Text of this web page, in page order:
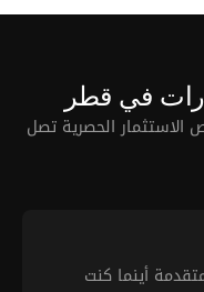
في قطر
الحصرية تصل
أينما كنت